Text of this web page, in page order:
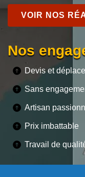
VOIR NOS
Nos
Devis et
Sans
Artisan
Prix imbattable
Travail de